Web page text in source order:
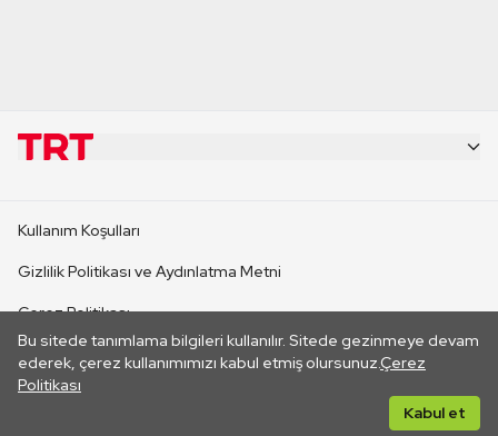
Bu sitede tanımlama bilgileri kullanılır. Sitede gezinmeye devam
ederek, çerez kullanımımızı kabul etmiş olursunuz.Çerez
Politikası
Kabul et
CANLI YAYINLAR
Kullanım Koşulları
Gizlilik Politikası ve Aydınlatma Metni
Çerez Politikası
İletişim
Her hakkı saklıdır. ©2026 TRT. Bağlantı yoluyla gidilen dış